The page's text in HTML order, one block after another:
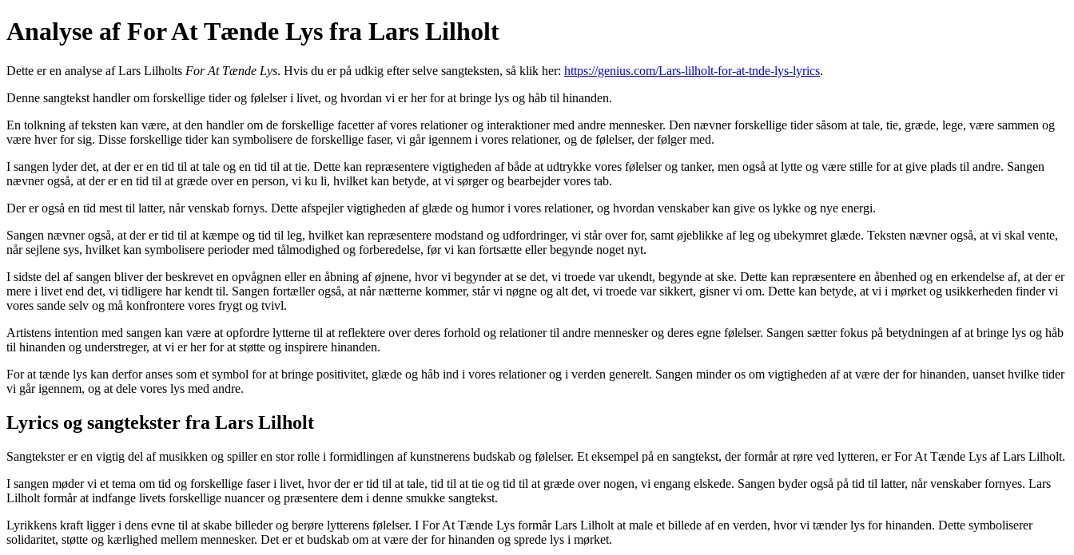
Analyse af For At Tænde Lys fra Lars Lilholt
Dette er en analyse af Lars Lilholts For At Tænde Lys. Hvis du er på udkig efter selve sangteksten, så klik her: https://genius.com/Lars-lilholt-for-at-tnde-lys-lyrics.
Denne sangtekst handler om forskellige tider og følelser i livet, og hvordan vi er her for at bringe lys og håb til hinanden.
En tolkning af teksten kan være, at den handler om de forskellige facetter af vores relationer og interaktioner med andre mennesker. Den nævner forskellige tider såsom at tale, tie, græde, lege, være sammen og
være hver for sig. Disse forskellige tider kan symbolisere de forskellige faser, vi går igennem i vores relationer, og de følelser, der følger med.
I sangen lyder det, at der er en tid til at tale og en tid til at tie. Dette kan repræsentere vigtigheden af både at udtrykke vores følelser og tanker, men også at lytte og være stille for at give plads til andre. Sangen
nævner også, at der er en tid til at græde over en person, vi ku li, hvilket kan betyde, at vi sørger og bearbejder vores tab.
Der er også en tid mest til latter, når venskab fornys. Dette afspejler vigtigheden af glæde og humor i vores relationer, og hvordan venskaber kan give os lykke og nye energi.
Sangen nævner også, at der er tid til at kæmpe og tid til leg, hvilket kan repræsentere modstand og udfordringer, vi står over for, samt øjeblikke af leg og ubekymret glæde. Teksten nævner også, at vi skal vente,
når sejlene sys, hvilket kan symbolisere perioder med tålmodighed og forberedelse, før vi kan fortsætte eller begynde noget nyt.
I sidste del af sangen bliver der beskrevet en opvågnen eller en åbning af øjnene, hvor vi begynder at se det, vi troede var ukendt, begynde at ske. Dette kan repræsentere en åbenhed og en erkendelse af, at der er
mere i livet end det, vi tidligere har kendt til. Sangen fortæller også, at når nætterne kommer, står vi nøgne og alt det, vi troede var sikkert, gisner vi om. Dette kan betyde, at vi i mørket og usikkerheden finder vi
vores sande selv og må konfrontere vores frygt og tvivl.
Artistens intention med sangen kan være at opfordre lytterne til at reflektere over deres forhold og relationer til andre mennesker og deres egne følelser. Sangen sætter fokus på betydningen af at bringe lys og håb
til hinanden og understreger, at vi er her for at støtte og inspirere hinanden.
For at tænde lys kan derfor anses som et symbol for at bringe positivitet, glæde og håb ind i vores relationer og i verden generelt. Sangen minder os om vigtigheden af at være der for hinanden, uanset hvilke tider
vi går igennem, og at dele vores lys med andre.
Lyrics og sangtekster fra Lars Lilholt
Sangtekster er en vigtig del af musikken og spiller en stor rolle i formidlingen af kunstnerens budskab og følelser. Et eksempel på en sangtekst, der formår at røre ved lytteren, er For At Tænde Lys af Lars Lilholt.
I sangen møder vi et tema om tid og forskellige faser i livet, hvor der er tid til at tale, tid til at tie og tid til at græde over nogen, vi engang elskede. Sangen byder også på tid til latter, når venskaber fornyes. Lars
Lilholt formår at indfange livets forskellige nuancer og præsentere dem i denne smukke sangtekst.
Lyrikkens kraft ligger i dens evne til at skabe billeder og berøre lytterens følelser. I For At Tænde Lys formår Lars Lilholt at male et billede af en verden, hvor vi tænder lys for hinanden. Dette symboliserer
solidaritet, støtte og kærlighed mellem mennesker. Det er et budskab om at være der for hinanden og sprede lys i mørket.